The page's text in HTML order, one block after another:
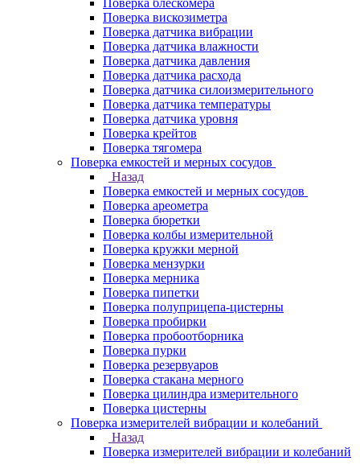
Поверка блескомера
Поверка вискозиметра
Поверка датчика вибрации
Поверка датчика влажности
Поверка датчика давления
Поверка датчика расхода
Поверка датчика силоизмерительного
Поверка датчика температуры
Поверка датчика уровня
Поверка крейтов
Поверка тягомера
Поверка емкостей и мерных сосудов
Назад
Поверка емкостей и мерных сосудов
Поверка ареометра
Поверка бюретки
Поверка колбы измерительной
Поверка кружки мерной
Поверка мензурки
Поверка мерника
Поверка пипетки
Поверка полуприцепа-цистерны
Поверка пробирки
Поверка пробоотборника
Поверка пурки
Поверка резервуаров
Поверка стакана мерного
Поверка цилиндра измерительного
Поверка цистерны
Поверка измерителей вибрации и колебаний
Назад
Поверка измерителей вибрации и колебаний